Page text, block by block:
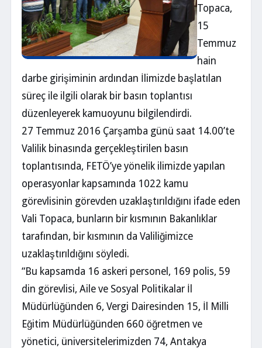
Topaca,
15
Temmuz
hain
darbe girişiminin ardından İlimizde başlatılan
süreç ile ilgili olarak bir basın toplantısı
düzenleyerek kamuoyunu bilgilendirdi.
27 Temmuz 2016 Çarşamba günü saat 14.00’te
Valilik binasında gerçekleştirilen basın
toplantısında, FETÖ’ye yönelik ilimizde yapılan
operasyonlar kapsamında 1022 kamu
görevlisinin görevden uzaklaştırıldığını ifade eden
Vali Topaca, bunların bir kısmının Bakanlıklar
tarafından, bir kısmının da Valiliğimizce
uzaklaştırıldığını söyledi.
“Bu kapsamda 16 askeri personel, 169 polis, 59
din görevlisi, Aile ve Sosyal Politikalar İl
Müdürlüğünden 6, Vergi Dairesinden 15, İl Milli
Eğitim Müdürlüğünden 660 öğretmen ve
yönetici, üniversitelerimizden 74, Antakya